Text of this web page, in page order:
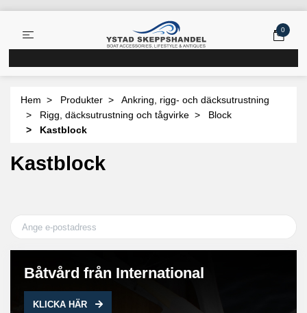
0
Båtvård från International
KLICKA HÄR
Hem Produkter
Ankring, rigg- och däcksutrustning
Rigg, däcksutrustning och tågvirke
Block
Kastblock
Kastblock